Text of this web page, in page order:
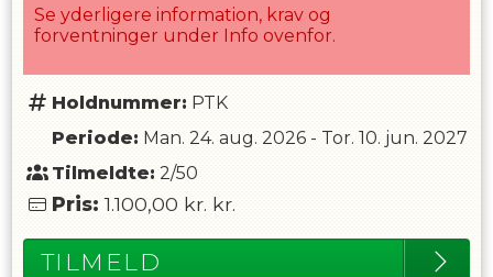
Se yderligere information, krav og
forventninger under Info ovenfor.
Holdnummer: PTK
Periode: Man. 24. aug. 2026- Tor. 10. jun. 2027
Tilmeldte: 2/50
Pris: 1.100,00 kr. kr.
TILMELD